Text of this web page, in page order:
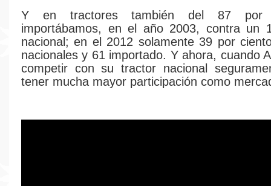
Y en tractores también del 87 por
importábamos, en el año 2003, contra un
nacional; en el 2012 solamente 39 por
nacionales y 61 importado. Y ahora, cuando
competir con su tractor nacional
tener mucha mayor participación como